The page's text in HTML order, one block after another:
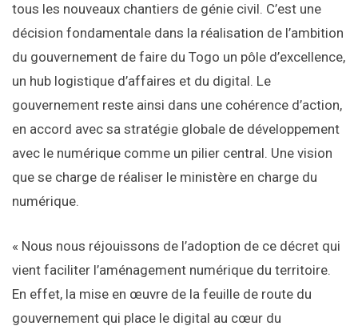
tous les nouveaux chantiers de génie civil. C’est une
décision fondamentale dans la réalisation de l’ambition
du gouvernement de faire du Togo un pôle d’excellence,
un hub logistique d’affaires et du digital. Le
gouvernement reste ainsi dans une cohérence d’action,
en accord avec sa stratégie globale de développement
avec le numérique comme un pilier central. Une vision
que se charge de réaliser le ministère en charge du
numérique.
« Nous nous réjouissons de l’adoption de ce décret qui
vient faciliter l’aménagement numérique du territoire.
En effet, la mise en œuvre de la feuille de route du
gouvernement qui place le digital au cœur du